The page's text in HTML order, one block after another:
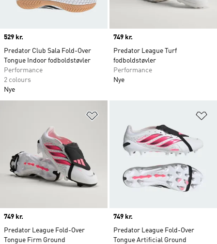
Price
529 kr.
Predator Club Sala Fold-Over
Tongue Indoor fodboldstøvler
Performance
2 colours
Nye
Price
749 kr.
Predator League Turf
fodboldstøvler
Performance
Nye
Price
749 kr.
Predator League Fold-Over
Tongue Firm Ground
Price
749 kr.
Predator League Fold-Over
Tongue Artificial Ground